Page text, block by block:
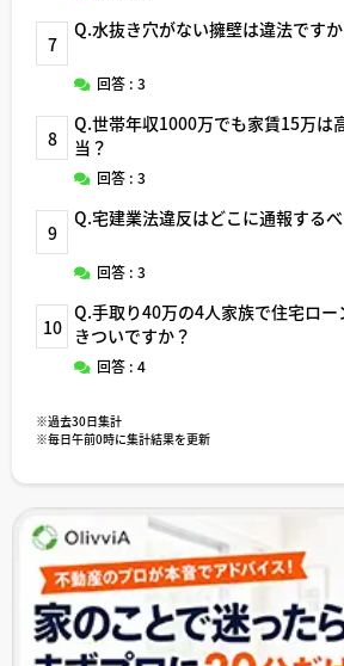
7
Q.水抜き穴がない擁壁は違法ですか
回答 : 3
8
Q.世帯年収1000万でも家賃15万は
当？
回答 : 3
9
Q.宅建業法違反はどこに通報する
回答 : 3
10
Q.手取り40万の4人家族で住宅ロ
きついですか？
回答 : 4
※過去30日集計
※毎日午前0時に集計結果を更新